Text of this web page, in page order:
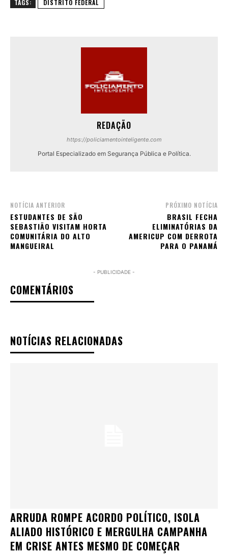
TAGS: DISTRITO FEDERAL
REDAÇÃO
https://policiamentointeligente.com
Portal Especializado em Segurança Pública e Política.
NOTÍCIA ANTERIOR
ESTUDANTES DE SÃO
SEBASTIÃO VISITAM HORTA
COMUNITÁRIA DO ALTO
MANGUEIRAL
PRÓXIMO NOTÍCIA
BRASIL FECHA
ELIMINATÓRIAS DA
AMERICUP COM DERROTA
PARA O PANAMÁ
- PUBLICIDADE -
COMENTÁRIOS
NOTÍCIAS RELACIONADAS
ARRUDA ROMPE ACORDO POLÍTICO, ISOLA
ALIADO HISTÓRICO E MERGULHA CAMPANHA
EM CRISE ANTES MESMO DE COMEÇAR